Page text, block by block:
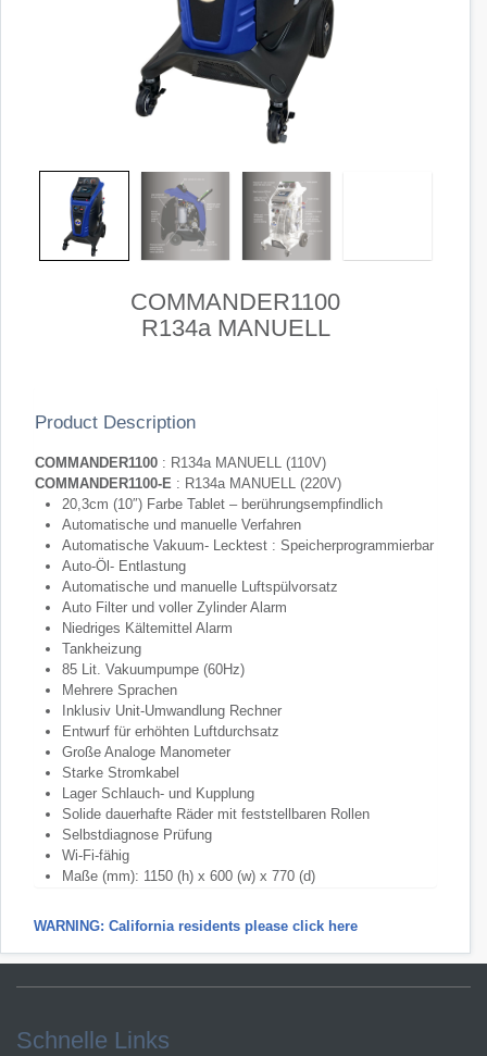
COMMANDER1100
R134a MANUELL
Product Description
COMMANDER1100 : R134a MANUELL (110V)
COMMANDER1100-E : R134a MANUELL (220V)
20,3cm (10″) Farbe Tablet – berührungsempfindlich
Automatische und manuelle Verfahren
Automatische Vakuum- Lecktest : Speicherprogrammierbar
Auto-Öl- Entlastung
Automatische und manuelle Luftspülvorsatz
Auto Filter und voller Zylinder Alarm
Niedriges Kältemittel Alarm
Tankheizung
85 Lit. Vakuumpumpe (60Hz)
Mehrere Sprachen
Inklusiv Unit-Umwandlung Rechner
Entwurf für erhöhten Luftdurchsatz
Große Analoge Manometer
Starke Stromkabel
Lager Schlauch- und Kupplung
Solide dauerhafte Räder mit feststellbaren Rollen
Selbstdiagnose Prüfung
Wi-Fi-fähig
Maße (mm): 1150 (h) x 600 (w) x 770 (d)
WARNING: California residents please click here
Schnelle Links